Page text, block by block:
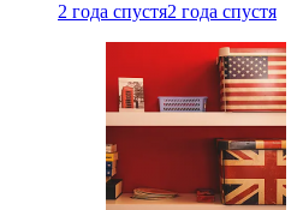
2 года спустя2 года спустя